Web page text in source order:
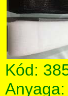
Kód:
Anyaga: